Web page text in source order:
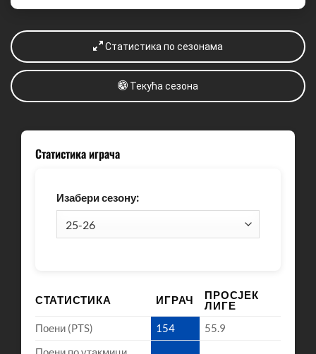
Статистика по сезонама
Текућа сезона
Статистика играча
Изабери сезону:
СТАТИСТИКА ИГРАЧ
ПРОСЈЕК
ЛИГЕ
Поени (PTS)
154
55.9